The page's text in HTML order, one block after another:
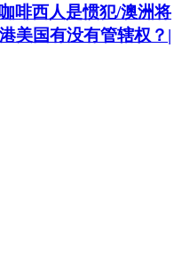
啡西人是惯犯/澳洲将
美国有没有管辖权？|